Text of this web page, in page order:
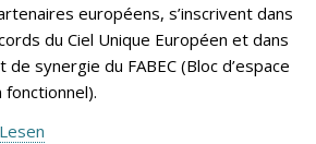
européens, s’inscrivent dans
du Ciel Unique Européen et dans
de synergie du FABEC (Bloc d’espace
fonctionnel).